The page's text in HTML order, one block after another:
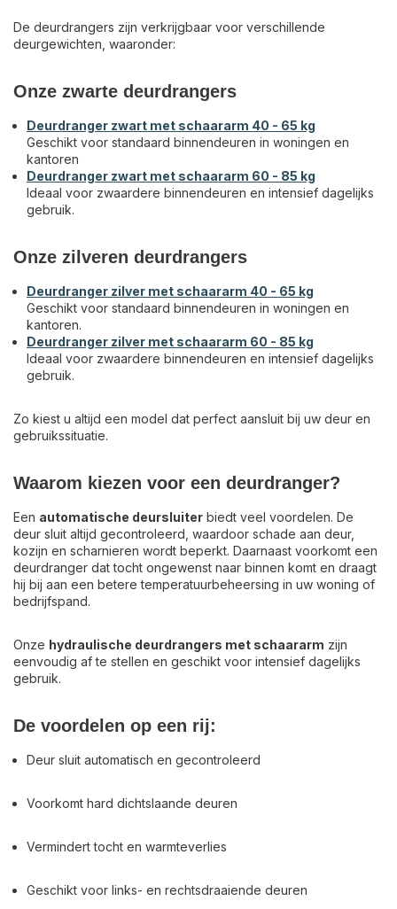
De deurdrangers zijn verkrijgbaar voor verschillende
deurgewichten, waaronder:
Onze zwarte deurdrangers
Deurdranger zwart met schaararm 40 - 65 kg
Geschikt voor standaard binnendeuren in woningen en
kantoren
Deurdranger zwart met schaararm 60 - 85 kg
Ideaal voor zwaardere binnendeuren en intensief dagelijks
gebruik.
Onze zilveren deurdrangers
Deurdranger zilver met schaararm 40 - 65 kg
Geschikt voor standaard binnendeuren in woningen en
kantoren.
Deurdranger zilver met schaararm 60 - 85 kg
Ideaal voor zwaardere binnendeuren en intensief dagelijks
gebruik.
Zo kiest u altijd een model dat perfect aansluit bij uw deur en
gebruikssituatie.
Waarom kiezen voor een deurdranger?
Een automatische deursluiter biedt veel voordelen. De
deur sluit altijd gecontroleerd, waardoor schade aan deur,
kozijn en scharnieren wordt beperkt. Daarnaast voorkomt een
deurdranger dat tocht ongewenst naar binnen komt en draagt
hij bij aan een betere temperatuurbeheersing in uw woning of
bedrijfspand.
Onze hydraulische deurdrangers met schaararm zijn
eenvoudig af te stellen en geschikt voor intensief dagelijks
gebruik.
De voordelen op een rij:
Deur sluit automatisch en gecontroleerd
Voorkomt hard dichtslaande deuren
Vermindert tocht en warmteverlies
Geschikt voor links- en rechtsdraaiende deuren